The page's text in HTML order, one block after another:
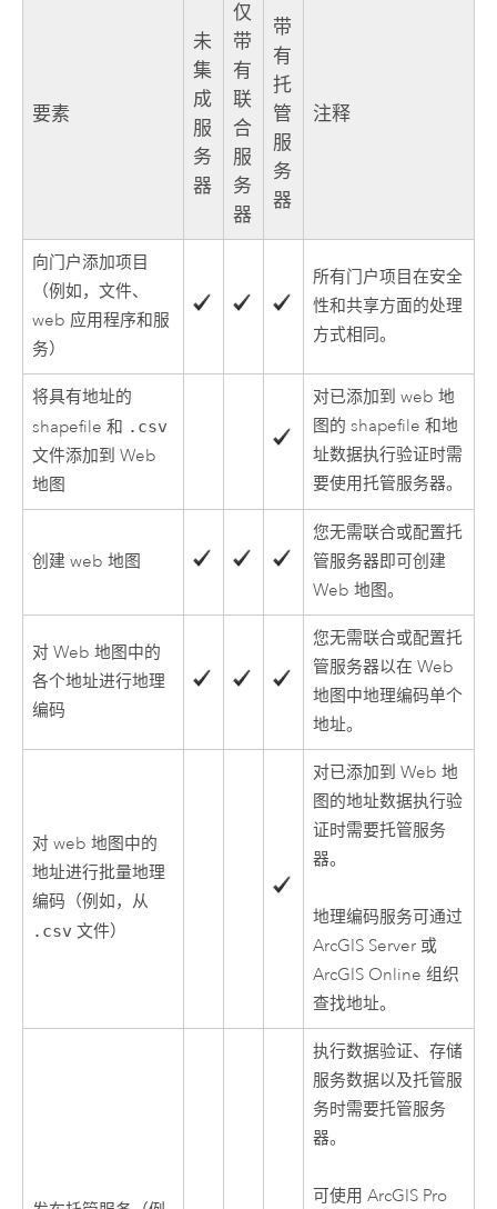
要素
未
集
成
服
务
器
仅
带
有
联
合
服
务
器
带
有
托
管
服
务
器
注释
向门户添加项目
（例如，文件、
web 应用程序和服
务）
所有门户项目在安全
性和共享方面的处理
方式相同。
将具有地址的
shapefile 和 .csv
文件添加到 Web
地图
对已添加到 web 地
图的 shapefile 和地
址数据执行验证时需
要使用托管服务器。
创建 web 地图
您无需联合或配置托
管服务器即可创建
Web 地图。
对 Web 地图中的
各个地址进行地理
编码
您无需联合或配置托
管服务器以在 Web
地图中地理编码单个
地址。
对 web 地图中的
地址进行批量地理
编码（例如，从
.csv 文件）
对已添加到 Web 地
图的地址数据执行验
证时需要托管服务
器。
地理编码服务可通过
ArcGIS Server 或
ArcGIS Online 组织
查找地址。
执行数据验证、存储
服务数据以及托管服
务时需要托管服务
器。
可使用ArcGIS Pro